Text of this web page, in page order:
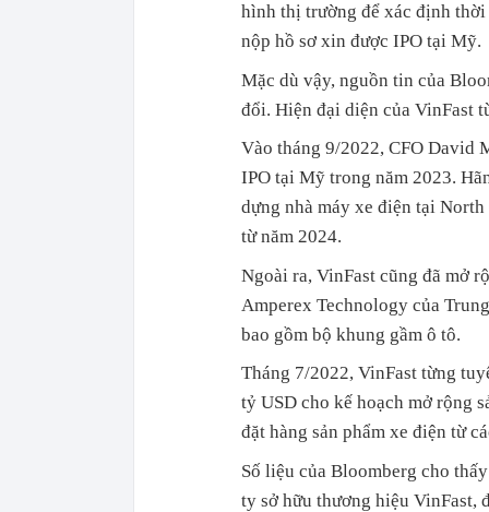
hình thị trường để xác định thời
nộp hồ sơ xin được IPO tại Mỹ.
Mặc dù vậy, nguồn tin của
đổi. Hiện đại diện của VinFast
Vào tháng 9/2022, CFO David
IPO tại Mỹ trong năm 2023.
dựng nhà máy xe điện tại
từ năm 2024.
Ngoài ra, VinFast cũng đã mở
Amperex Technology của
bao gồm bộ khung gầm ô tô.
Tháng 7/2022, VinFast từng
tỷ USD cho kế hoạch mở rộng
đặt hàng sản phẩm xe điện từ
Số liệu của Bloomberg cho
ty sở hữu thương hiệu VinFast,